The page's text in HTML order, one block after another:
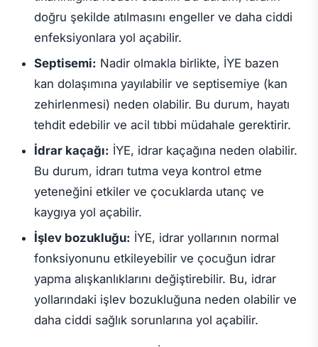
doğru şekilde atılmasını engeller ve daha ciddi
enfeksiyonlara yol açabilir.
Septisemi: Nadir olmakla birlikte, İYE bazen
kan dolaşımına yayılabilir ve septisemiye (kan
zehirlenmesi) neden olabilir. Bu durum, hayatı
tehdit edebilir ve acil tıbbi müdahale gerektirir.
İdrar kaçağı: İYE, idrar kaçağına neden olabilir.
Bu durum, idrarı tutma veya kontrol etme
yeteneğini etkiler ve çocuklarda utanç ve
kaygıya yol açabilir.
İşlev bozukluğu: İYE, idrar yollarının normal
fonksiyonunu etkileyebilir ve çocuğun idrar
yapma alışkanlıklarını değiştirebilir. Bu, idrar
yollarındaki işlev bozukluğuna neden olabilir ve
daha ciddi sağlık sorunlarına yol açabilir.